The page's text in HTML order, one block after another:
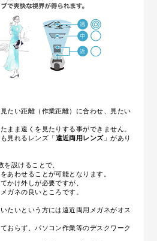
たい距離（作業距離）に合わせ、見たい
まま遠くを見たりする事ができません。
見れるレンズ「遠近両用レンズ」があり
設けることで、
あわせることが可能となります。
かけ外しが必要ですが、
ガネの良いところです。
たいという方には遠近両用メガネがオス
おらず、パソコン作業等のデスクワーク